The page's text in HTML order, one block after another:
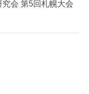
究会 第5回札幌大会